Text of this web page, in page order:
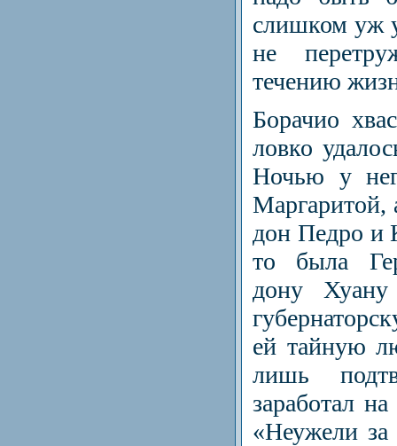
слиш­ком уж
не
течению
Борачио
ловко
Ночью у
Маргаритой,
дон Педро и
то была
дону Хуану
ей тайную
лишь
заработал
«Неужели за